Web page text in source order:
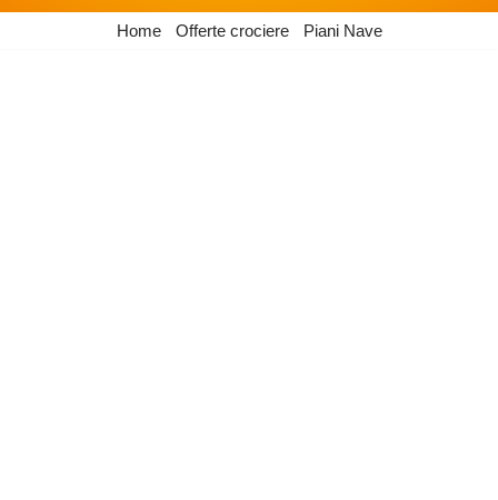
Home Offerte crociere Piani Nave